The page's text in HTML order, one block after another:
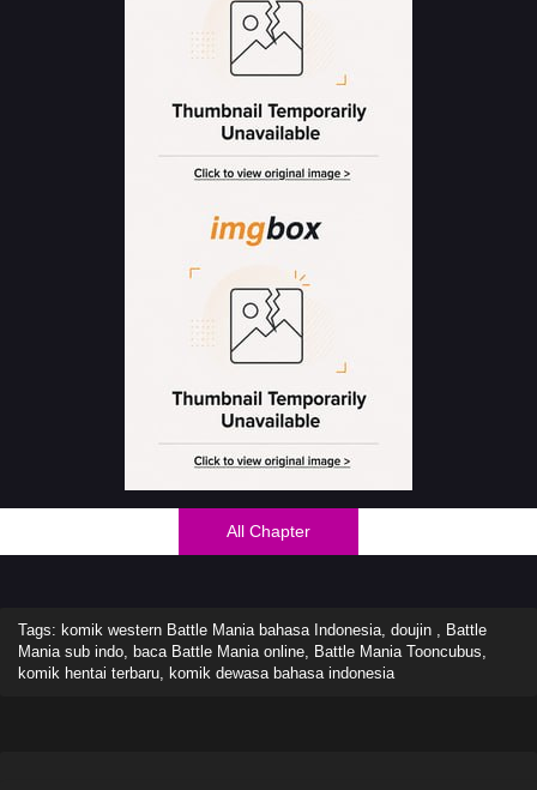
All Chapter
Tags: komik western Battle Mania bahasa Indonesia, doujin , Battle
Mania sub indo, baca Battle Mania online, Battle Mania Tooncubus,
komik hentai terbaru, komik dewasa bahasa indonesia